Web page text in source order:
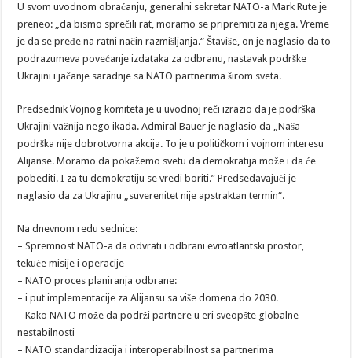
U svom uvodnom obraćanju, generalni sekretar NATO-a Mark Rute je
preneo: „da bismo sprečili rat, moramo se pripremiti za njega. Vreme
je da se pređe na ratni način razmišljanja.“ Štaviše, on je naglasio da to
podrazumeva povećanje izdataka za odbranu, nastavak podrške
Ukrajini i jačanje saradnje sa NATO partnerima širom sveta.
Predsednik Vojnog komiteta je u uvodnoj reči izrazio da je podrška
Ukrajini važnija nego ikada. Admiral Bauer je naglasio da „Naša
podrška nije dobrotvorna akcija. To je u političkom i vojnom interesu
Alijanse. Moramo da pokažemo svetu da demokratija može i da će
pobediti. I za tu demokratiju se vredi boriti.” Predsedavajući je
naglasio da za Ukrajinu „suverenitet nije apstraktan termin“.
Na dnevnom redu sednice:
– Spremnost NATO-a da odvrati i odbrani evroatlantski prostor,
tekuće misije i operacije
– NATO proces planiranja odbrane:
– i put implementacije za Alijansu sa više domena do 2030.
– Kako NATO može da podrži partnere u eri sveopšte globalne
nestabilnosti
– NATO standardizacija i interoperabilnost sa partnerima